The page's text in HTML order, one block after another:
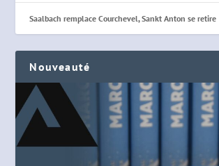
Saalbach remplace Courchevel, Sankt Anton se retire
Nouveauté